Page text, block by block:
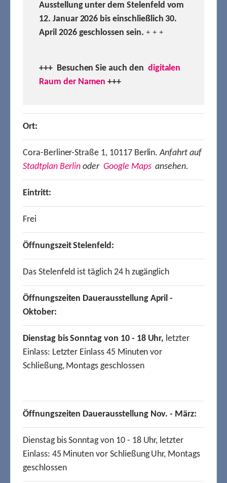
Ausstellung unter dem Stelenfeld vom
12. Januar 2026 bis einschließlich 30.
April 2026 geschlossen sein. + + +
+++ Besuchen Sie auch den digitalen
Raum der Namen +++
Ort:
Cora-Berliner-Straße 1, 10117 Berlin.Anfahrt auf
Stadtplan Berlin oder Google Mapsansehen.
Eintritt:
Frei
Öffnungszeit Stelenfeld:
Das Stelenfeld ist täglich 24 h zugänglich
Öffnungszeiten Dauerausstellung April -
Oktober:
Dienstag bis Sonntag von 10 - 18 Uhr, letzter
Einlass: Letzter Einlass 45 Minuten vor
Schließung, Montags geschlossen
Öffnungszeiten Dauerausstellung Nov. - März:
Dienstag bis Sonntag von 10 - 18 Uhr, letzter
Einlass: 45 Minuten vor Schließung Uhr, Montags
geschlossen